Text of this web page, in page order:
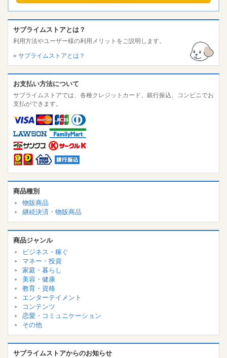
サブライムストアとは？
利用方法やユーザー様の利用メリットをご説明します。
» サブライムストアとは？
お支払い方法について
サブライムストアでは、各種クレジットカード、銀行振込、コンビニでお
支払ができます。
商品種別
物販商品
継続決済・物販商品
商品ジャンル
ビジネス・稼ぐ
マネー・投資
家庭・暮らし
美容・健康
教育・資格
エンターテイメント
コンテンツ
恋愛・コミュニケーション
その他
サブライムストアからのお知らせ